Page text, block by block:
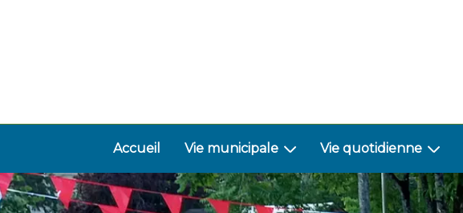
Accueil Vie municipale Vie quotidienne